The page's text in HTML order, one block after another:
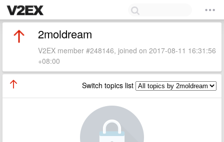
2moldream
V2EX member #248146, joined on 2017-08-11 16:31:56
+08:00
Switch topics list